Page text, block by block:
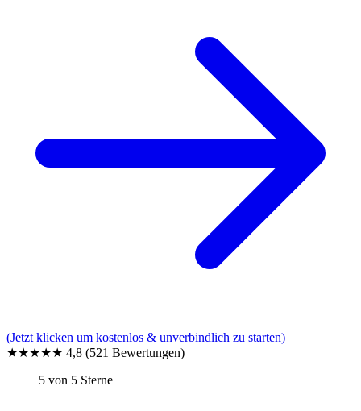
(Jetzt klicken um kostenlos & unverbindlich zu starten)
★★★★★ 4,8 (521 Bewertungen)
5 von 5 Sterne